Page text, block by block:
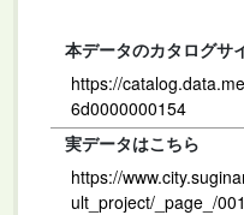
本データのカタログサ
https://
6d0000000154
実データはこちら
https://
ult_project/_page_/